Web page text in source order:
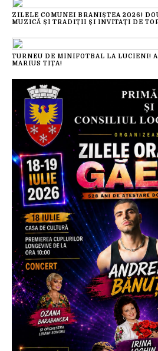
ZILELE COMUNEI BRANIȘTEA 2026!
MUZICĂ ȘI TRADIȚII ȘI INVITAȚI DE
TURNEU DE MINIFOTBAL LA LUCIENI!
MARIUS TIȚA!